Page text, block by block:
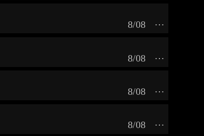
⋯
8/08
⋯
8/08
⋯
8/08
⋯
8/08